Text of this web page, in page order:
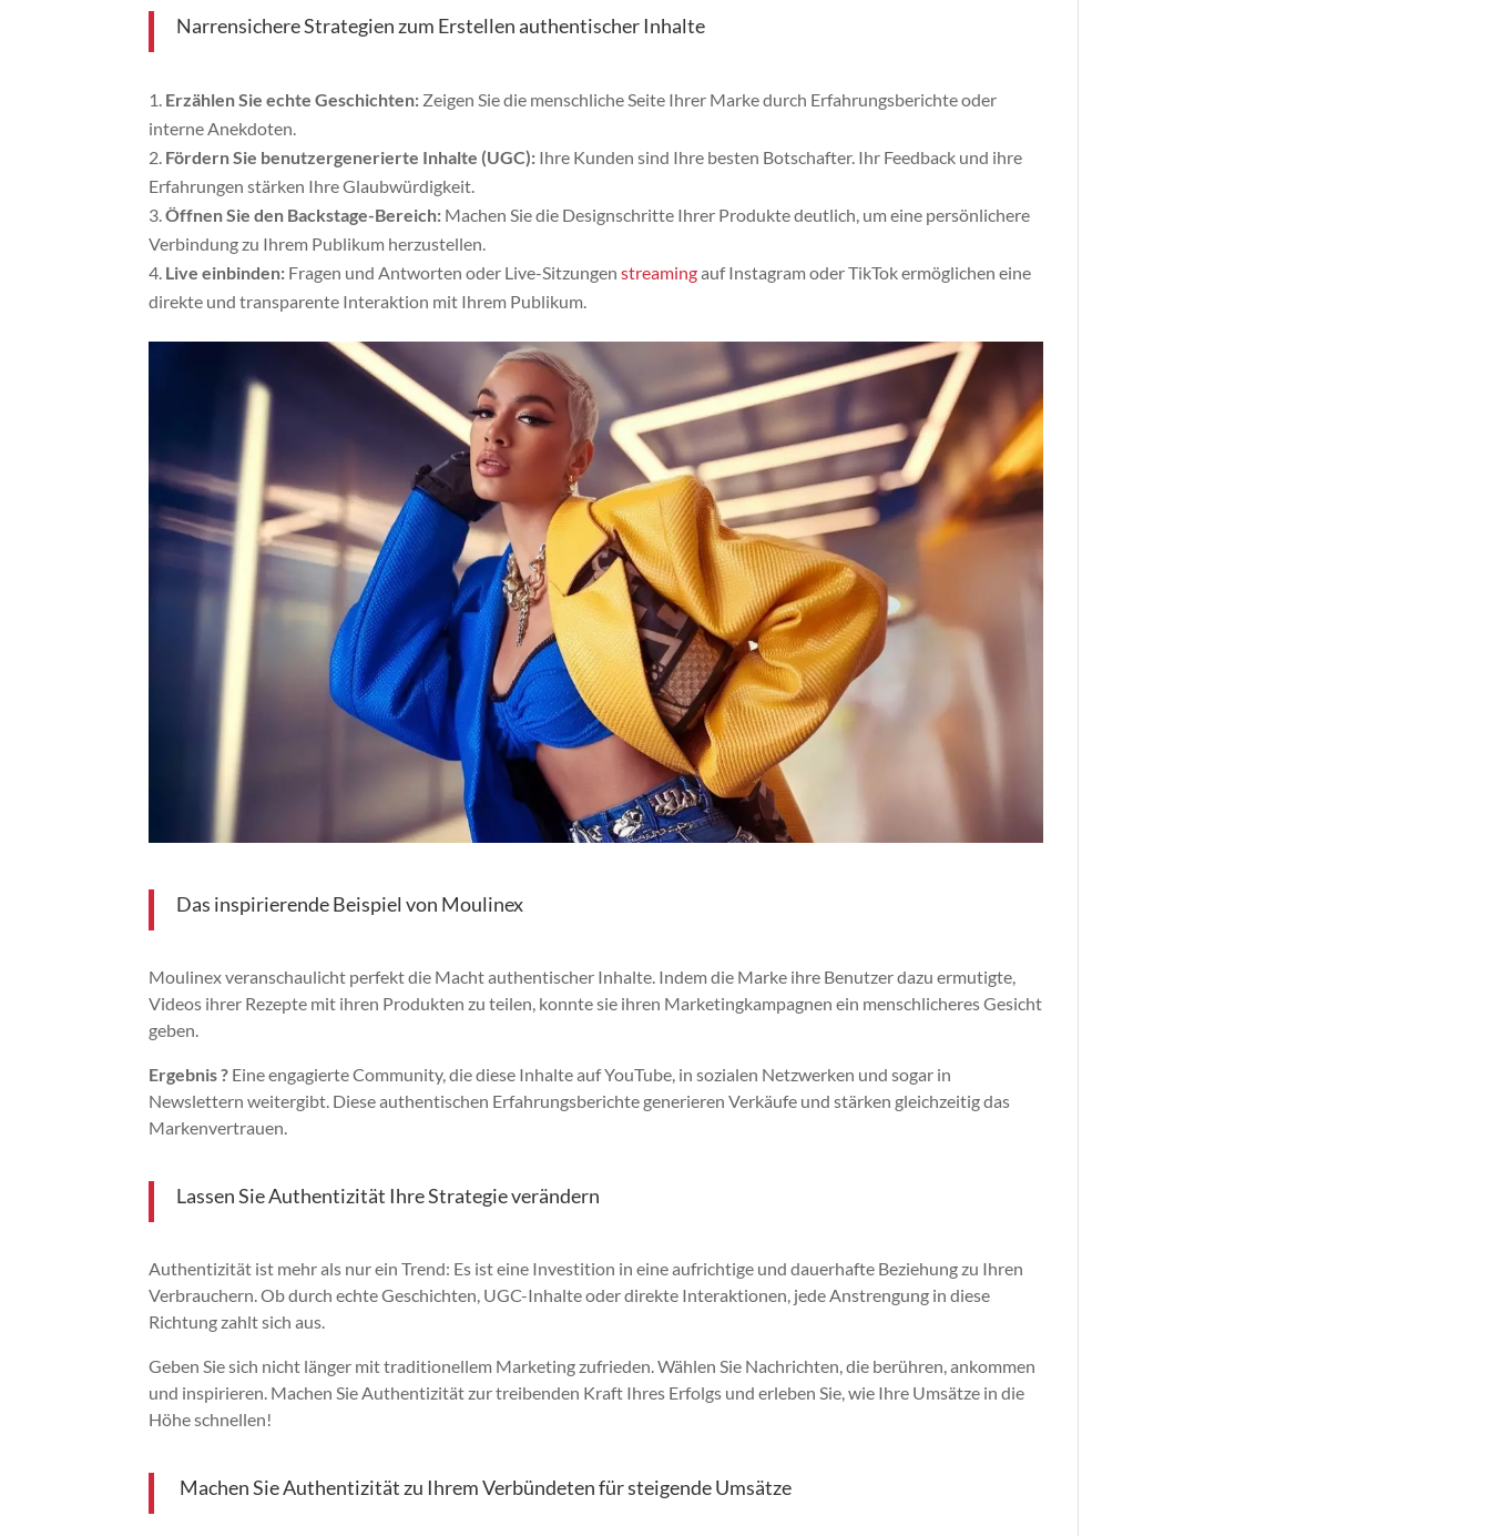
Narrensichere Strategien zum Erstellen authentischer Inhalte
Erzählen Sie echte Geschichten: Zeigen Sie die menschliche Seite Ihrer Marke durch Erfahrungsberichte oder
interne Anekdoten.
Fördern Sie benutzergenerierte Inhalte (UGC): Ihre Kunden sind Ihre besten Botschafter. Ihr Feedback und ihre
Erfahrungen stärken Ihre Glaubwürdigkeit.
Öffnen Sie den Backstage-Bereich: Machen Sie die Designschritte Ihrer Produkte deutlich, um eine persönlichere
Verbindung zu Ihrem Publikum herzustellen.
Live einbinden: Fragen und Antworten oder Live-Sitzungenstreamingauf Instagram oder TikTok ermöglichen eine
direkte und transparente Interaktion mit Ihrem Publikum.
Das inspirierende Beispiel von Moulinex
Moulinex veranschaulicht perfekt die Macht authentischer Inhalte. Indem die Marke ihre Benutzer dazu ermutigte,
Videos ihrer Rezepte mit ihren Produkten zu teilen, konnte sie ihren Marketingkampagnen ein menschlicheres Gesicht
geben.
Ergebnis ? Eine engagierte Community, die diese Inhalte auf YouTube, in sozialen Netzwerken und sogar in
Newslettern weitergibt. Diese authentischen Erfahrungsberichte generieren Verkäufe und stärken gleichzeitig das
Markenvertrauen.
Lassen Sie Authentizität Ihre Strategie verändern
Authentizität ist mehr als nur ein Trend: Es ist eine Investition in eine aufrichtige und dauerhafte Beziehung zu Ihren
Verbrauchern. Ob durch echte Geschichten, UGC-Inhalte oder direkte Interaktionen, jede Anstrengung in diese
Richtung zahlt sich aus.
Geben Sie sich nicht länger mit traditionellem Marketing zufrieden. Wählen Sie Nachrichten, die berühren, ankommen
und inspirieren. Machen Sie Authentizität zur treibenden Kraft Ihres Erfolgs und erleben Sie, wie Ihre Umsätze in die
Höhe schnellen!
Machen Sie Authentizität zu Ihrem Verbündeten für steigende Umsätze